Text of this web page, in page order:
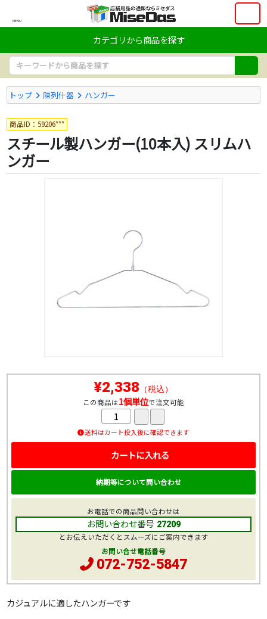
MENU
カテゴリから商品を探す
トップ 陳列什器 ハンガー
商品ID：59206***
スチール製ハンガー(10本入) スリムハ
ンガー
カジュアルに適したハンガーです
¥2,338 （税込）
この商品は1個単位で注文可能
送料はカート投入後に確認できます
カートに入れる
納期等について問い合わせ
お電話での商品問い合わせは
お問い合わせ番号 27209
とお伝えいただくとスムーズにご案内できます
お問い合せ電話番号
072-752-5847